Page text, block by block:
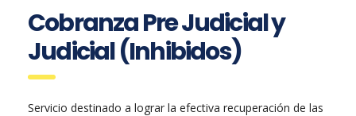
Cobranza Pre Judicial y
Judicial (Inhibidos)
Servicio destinado a lograr la efectiva recuperación de las